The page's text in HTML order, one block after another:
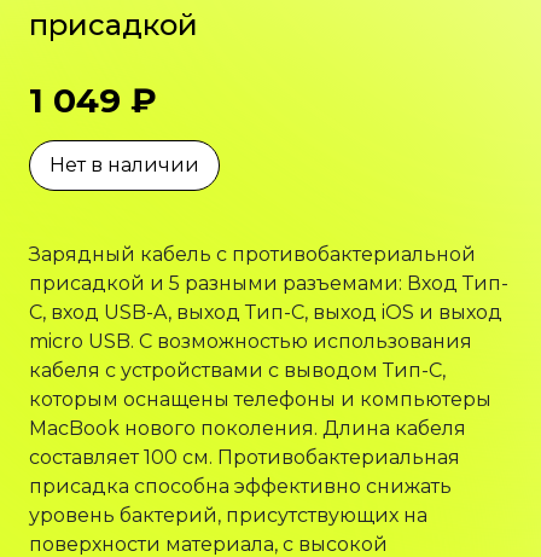
присадкой
1 049 ₽
Нет в наличии
Зарядный кабель с противобактериальной
присадкой и 5 разными разъемами: Вход Тип-
C, вход USB-A, выход Тип-C, выход iOS и выход
micro USB. С возможностью использования
кабеля с устройствами с выводом Тип-C,
которым оснащены телефоны и компьютеры
MacBook нового поколения. Длина кабеля
составляет 100 см. Противобактериальная
присадка способна эффективно снижать
уровень бактерий, присутствующих на
поверхности материала, с высокой